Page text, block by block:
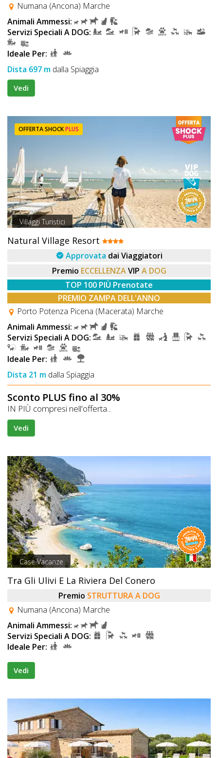
Numana (Ancona) Marche
Animali Ammessi:
Servizi Speciali A DOG:
Ideale Per:
Dista 697 m dalla Spiaggia
Vedi
OFFERTA SHOCKPLUS
Villaggi Turistici
Natural Village Resort
Approvata dai Viaggiatori
Premio ECCELLENZA VIP A DOG
TOP 100 PIÙ Prenotate
PREMIO ZAMPA DELL'ANNO
Porto Potenza Picena (Macerata) Marche
Animali Ammessi:
Servizi Speciali A DOG:
Ideale Per:
Dista 21 m dalla Spiaggia
Sconto PLUS fino al 30%
IN PIÙ compresi nell'offerta...
Vedi
Case Vacanze
Tra Gli Ulivi E La Riviera Del Conero
Premio STRUTTURA A DOG
Numana (Ancona) Marche
Animali Ammessi:
Servizi Speciali A DOG:
Ideale Per:
Vedi